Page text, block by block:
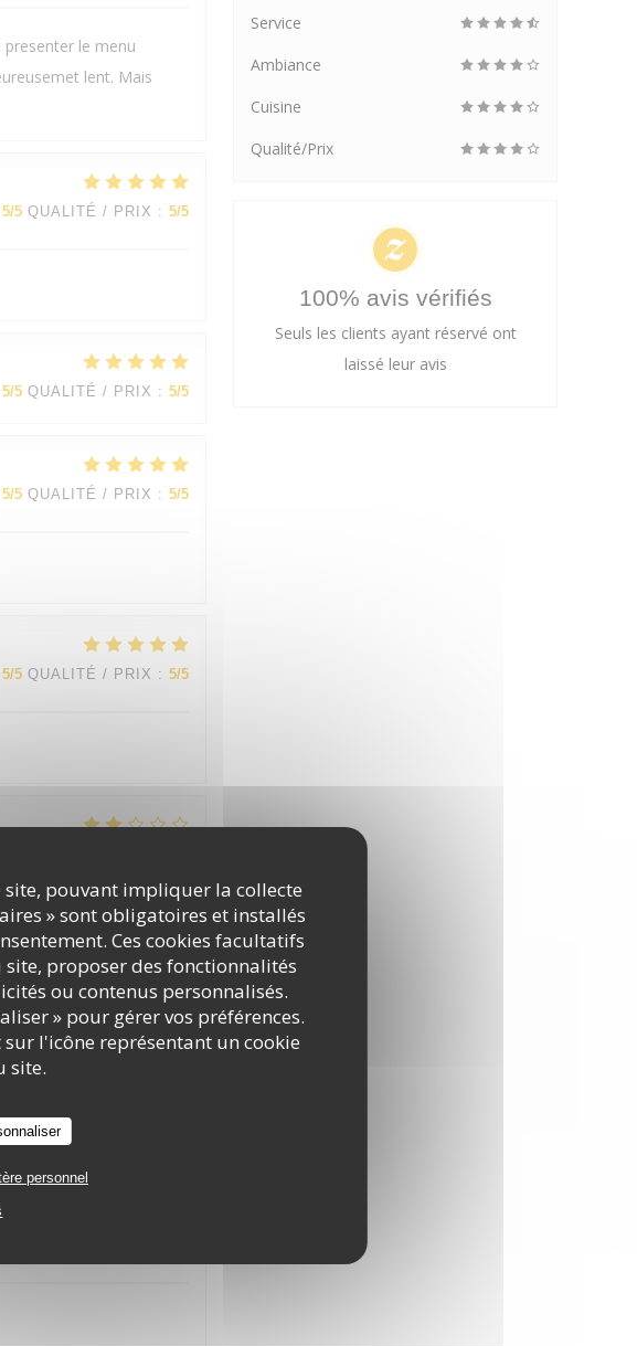
site, pouvant impliquer la collecte
» sont obligatoires et installés
Ces cookies facultatifs
proposer des fonctionnalités
ou contenus personnalisés.
» pour gérer vos préférences.
l'icône représentant un cookie
site.
personnel
le menu
lent. Mais
5/5 QUALITÉ / PRIX : 5/5
5/5 QUALITÉ / PRIX : 5/5
5/5 QUALITÉ / PRIX : 5/5
5/5 QUALITÉ / PRIX : 5/5
la qualité de la
5 /5 QUALITÉ / PRIX
Service
Ambiance
Cuisine
Qualité/Prix
100% avis vérifiés
Seuls les clients ayant réservé ont
laissé leur avis